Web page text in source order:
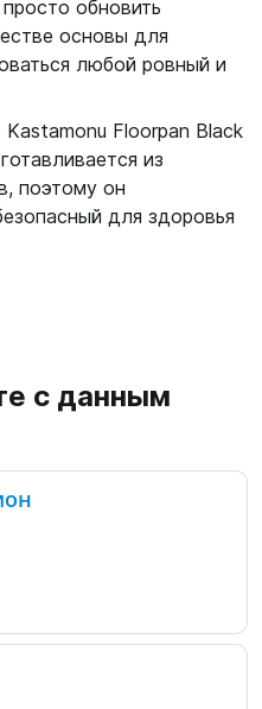
обновить
основы для
любой ровный и
Floorpan Black
из
поэтому он
для здоровья
с данным